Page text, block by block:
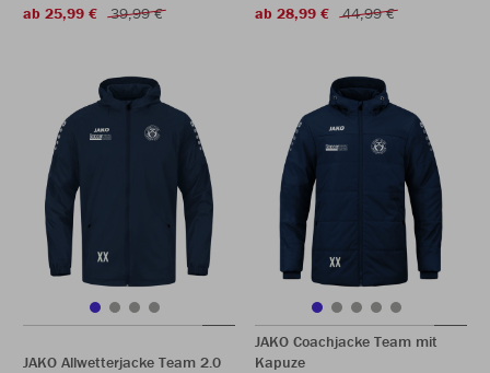
ab 25,99 €
39,99 €
ab 28,99 €
44,99 €
JAKO Allwetterjacke Team 2.0
JAKO Coachjacke Team mit
Kapuze